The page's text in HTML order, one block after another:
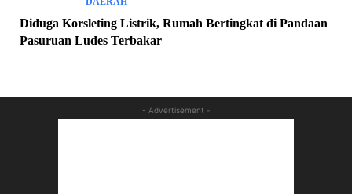
Diduga Korsleting Listrik, Rumah Bertingkat di Pandaan
Pasuruan Ludes Terbakar
- Advertisement -